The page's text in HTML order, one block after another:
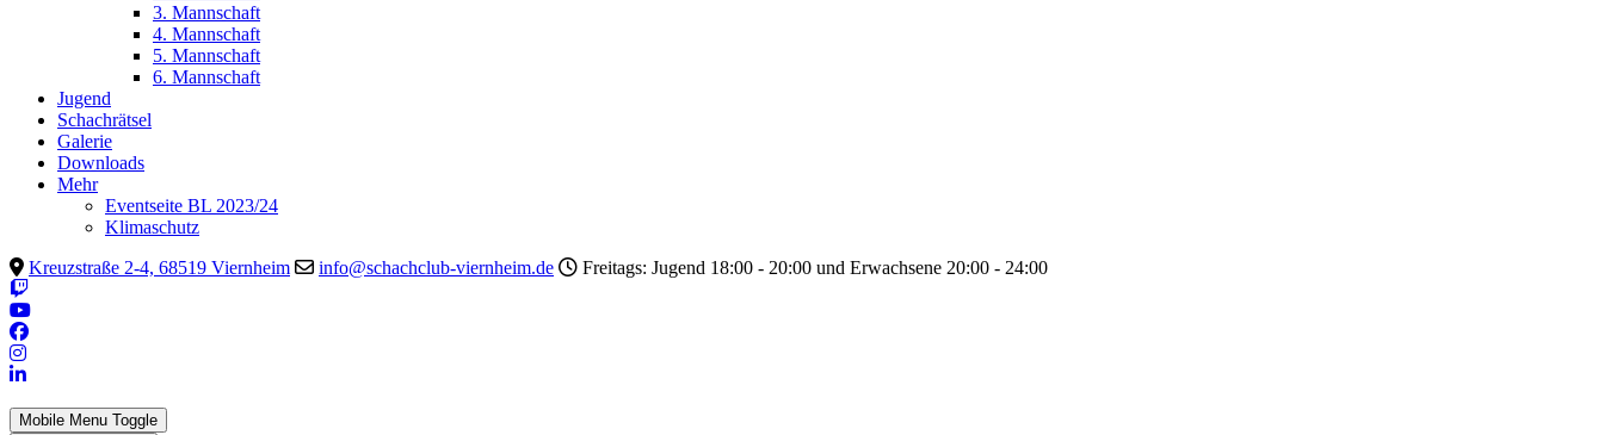
3. Mannschaft
4. Mannschaft
5. Mannschaft
6. Mannschaft
Jugend
Schachrätsel
Galerie
Downloads
Mehr
Eventseite BL 2023/24
Klimaschutz
Kreuzstraße 2-4, 68519 Viernheim
info@schachclub-viernheim.de Freitags: Jugend 18:00 - 20:00 und Erwachsene 20:00 - 24:00
Mobile Menu Toggle